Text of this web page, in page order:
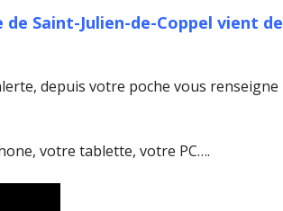
de Saint-Julien-de-Coppel vient de
depuis votre poche vous renseigne
votre tablette, votre PC….